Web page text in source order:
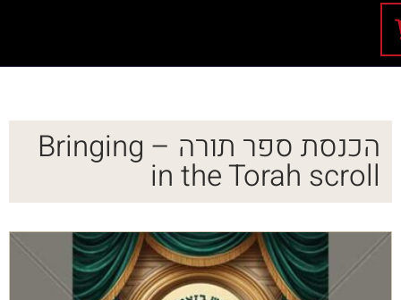
הכנסת ספר תורה – Bringing
in the Torah scroll